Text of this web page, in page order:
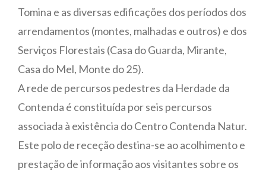
Tomina e as diversas edificações dos períodos dos
arrendamentos (montes, malhadas e outros) e dos
Serviços Florestais (Casa do Guarda, Mirante,
Casa do Mel, Monte do 25).
A rede de percursos pedestres da Herdade da
Contenda é constituída por seis percursos
associada à existência do Centro Contenda Natur.
Este polo de receção destina-se ao acolhimento e
prestação de informação aos visitantes sobre os